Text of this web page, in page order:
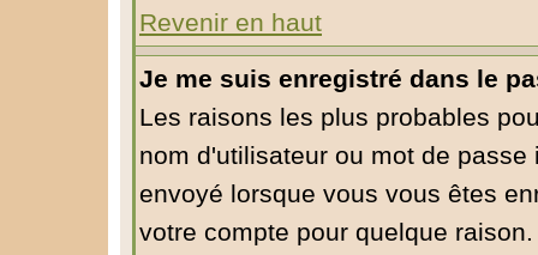
Revenir en haut
Je me suis enregistré dans le
Les raisons les plus probables
nom d'utilisateur ou mot de
envoyé lorsque vous vous êtes
votre compte pour quelque